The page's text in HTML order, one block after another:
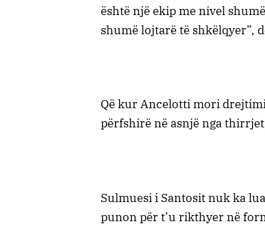
është një ekip me nivel
shumë lojtarë të shkëlqyer”,
Që kur Ancelotti mori
përfshirë në asnjë nga
Sulmuesi i Santosit nuk ka
punon për t’u rikthyer në